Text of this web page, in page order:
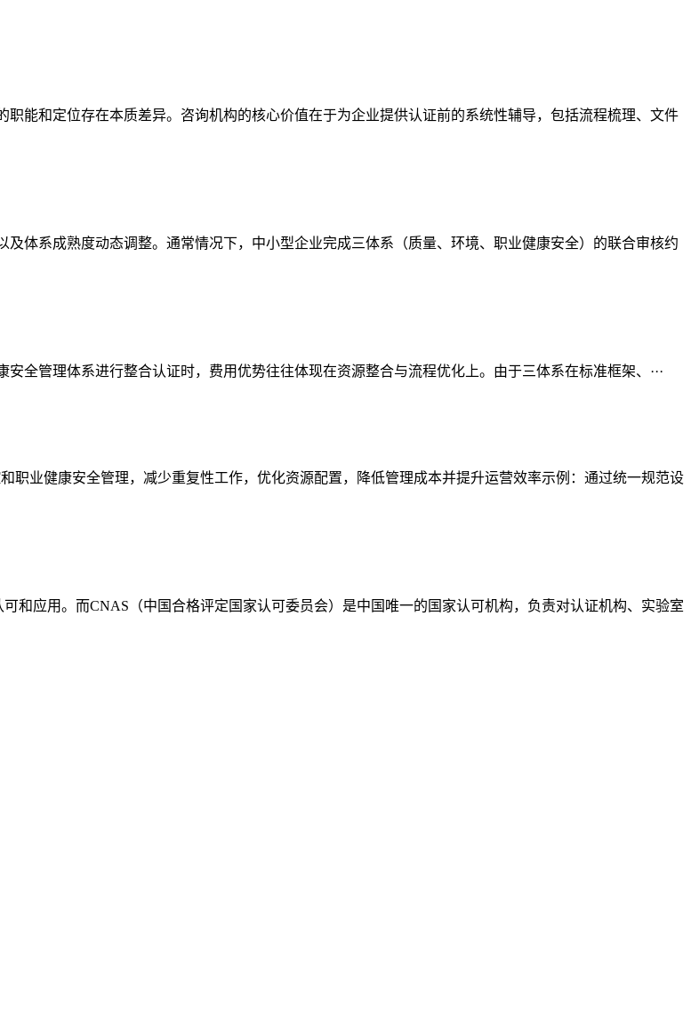
能和定位存在本质差异。咨询机构的核心价值在于为企业提供认证前的系统性辅导，包括流程梳理、文件
体系成熟度动态调整。通常情况下，中小型企业完成三体系（质量、环境、职业健康安全）的联合审核约
全管理体系进行整合认证时，费用优势往往体现在资源整合与流程优化上。由于三体系在标准框架、···
职业健康安全管理，减少重复性工作，优化资源配置，降低管理成本并提升运营效率示例：通过统一规范设
和应用。而CNAS（中国合格评定国家认可委员会）是中国唯一的国家认可机构，负责对认证机构、实验室